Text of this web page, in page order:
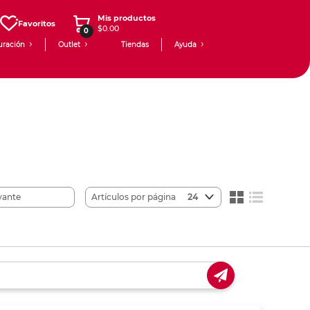
Favoritos
0
Mis productos
$0.00
Outlet Tiendas Ayuda
Artículos por página 24